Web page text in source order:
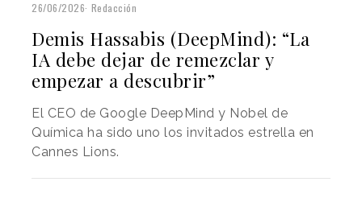
26/06/2026 Redacción
Demis Hassabis (DeepMind): “La
IA debe dejar de remezclar y
empezar a descubrir”
El CEO de Google DeepMind y Nobel de
Química ha sido uno los invitados estrella en
Cannes Lions.